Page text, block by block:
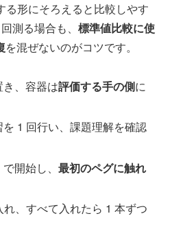
る形にそろえると比較しやす
測る場合も、 標準値比較に使
を混ぜないのがコツです。
、容器は評価する手の側に
1 回行い、課題理解を確認
開始し、最初のペグに触れ
、すべて入れたら 1 本ずつ